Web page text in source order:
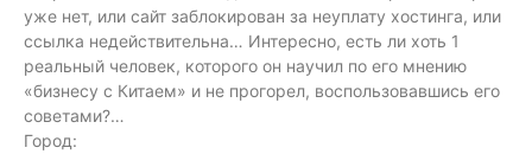
уже нет, или сайт заблокирован за неуплату хостинга, или
ссылка недействительна… Интересно, есть ли хоть 1
реальный человек, которого он научил по его мнению
«бизнесу с Китаем» и не прогорел, воспользовавшись его
советами?…
Город: